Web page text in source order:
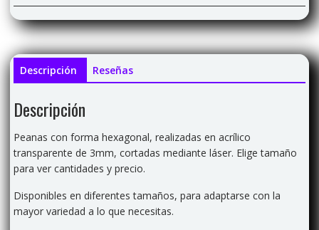
Descripción Reseñas
Descripción
Peanas con forma hexagonal, realizadas en acrílico
transparente de 3mm, cortadas mediante láser. Elige tamaño
para ver cantidades y precio.
Disponibles en diferentes tamaños, para adaptarse con la
mayor variedad a lo que necesitas.